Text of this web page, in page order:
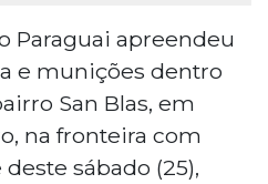
Paraguai apreendeu
e munições dentro
San Blas, em
na fronteira com
sábado (25),